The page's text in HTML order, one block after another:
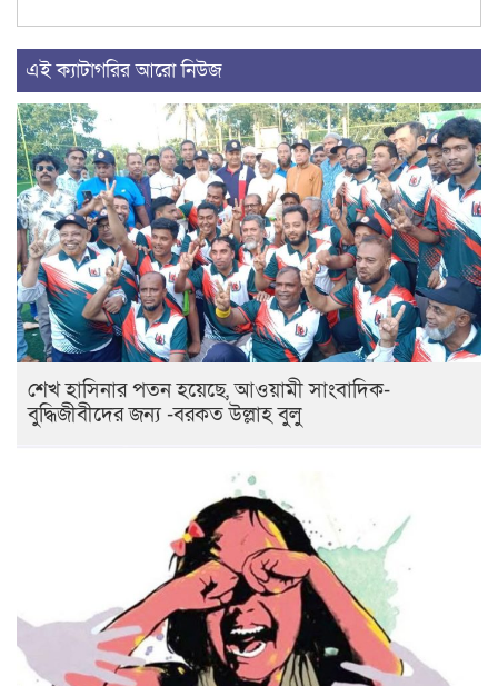
এই ক্যাটাগরির আরো নিউজ
শেখ হাসিনার পতন হয়েছে, আওয়ামী সাংবাদিক-
বুদ্ধিজীবীদের জন্য -বরকত উল্লাহ বুলু